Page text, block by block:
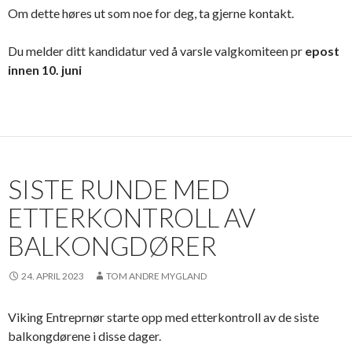
Om dette høres ut som noe for deg, ta gjerne kontakt.
Du melder ditt kandidatur ved å varslevalgkomiteenpr epost
innen 10. juni
SISTE RUNDE MED
ETTERKONTROLL AV
BALKONGDØRER
24. APRIL 2023 TOM ANDRE MYGLAND
Viking Entreprnør starte opp med etterkontroll av de siste
balkongdørene i disse dager.